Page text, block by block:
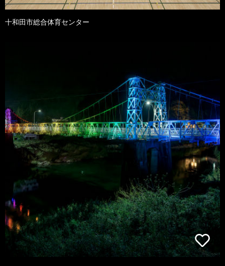
十和田市総合体育センター